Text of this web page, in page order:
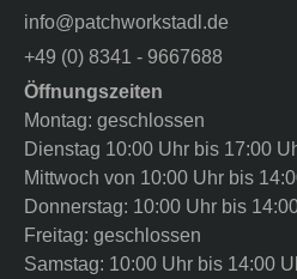
info@patchworkstadl.de
+49 (0) 8341 - 9667688
Öffnungszeiten
Montag: geschlossen
Dienstag 10:00 Uhr bis 17:00
Mittwoch von 10:00 Uhr bis
Donnerstag: 10:00 Uhr bis
Freitag: geschlossen
Samstag: 10:00 Uhr bis 14:00